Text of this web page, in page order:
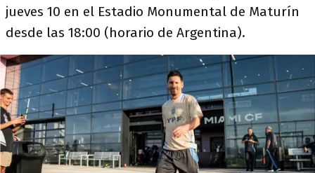
jueves 10 en el Estadio Monumental de Maturín
desde las 18:00 (horario de Argentina).